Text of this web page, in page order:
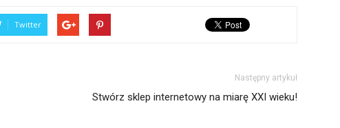
Twitter
Następny artykuł
Stwórz sklep internetowy na miarę XXI wieku!